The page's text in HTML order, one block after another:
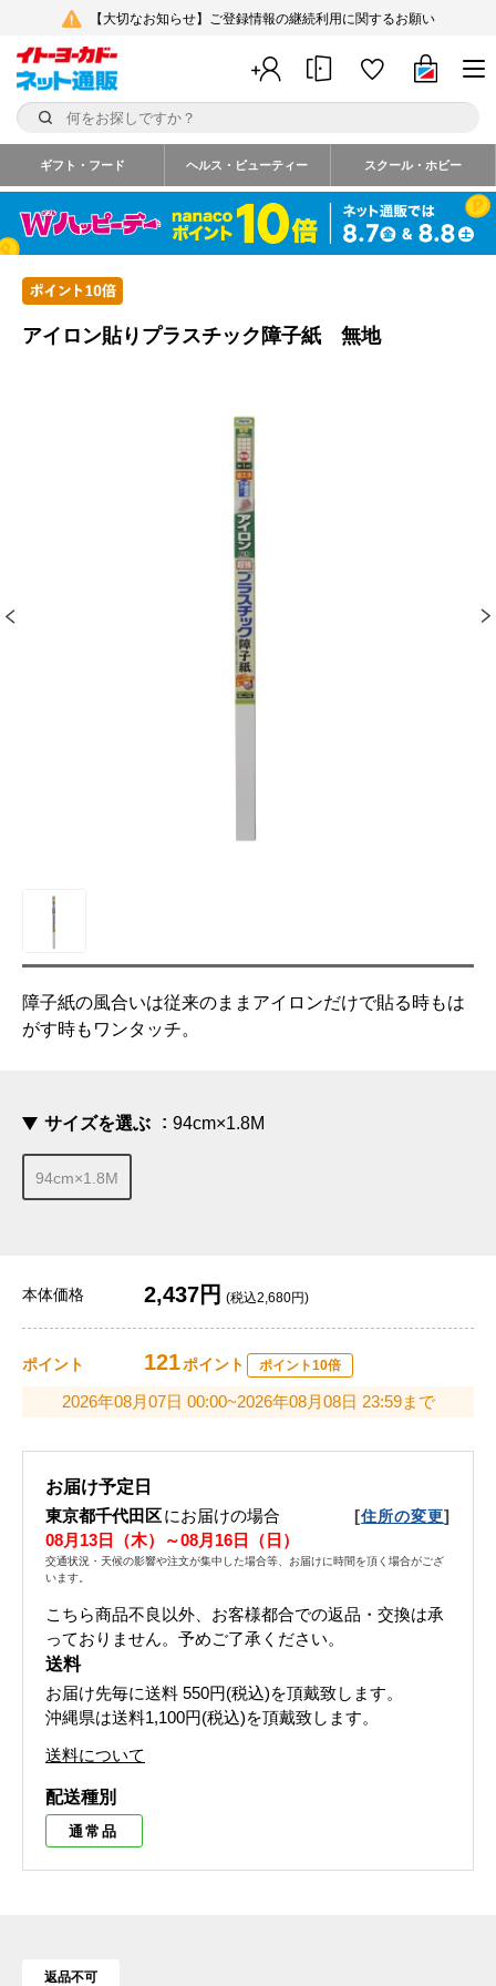
【大切なお知らせ】ご登録情報の継続利用に関するお願い
ギフト・フード ヘルス・ビューティー スクール・ホビー
アイロン貼りプラスチック障子紙 無地
障子紙の風合いは従来のままアイロンだけで貼る時もは
がす時もワンタッチ。
サイズを選ぶ 94cm×1.8M
94cm×1.8M
本体価格 2,437円 (税込2,680円)
ポイント 121ポイント ポイント10倍
2026年08月07日 00:00~2026年08月08日 23:59まで
お届け予定日
東京都千代田区にお届けの場合 [住所の変更]
08月13日（木）～08月16日（日）
交通状況・天候の影響や注文が集中した場合等、お届けに時間を頂く場合がござ
います。
こちら商品不良以外、お客様都合での返品・交換は承
っておりません。予めご了承ください。
送料
お届け先毎に送料 550円(税込)を頂戴致します。
沖縄県は送料1,100円(税込)を頂戴致します。
送料について
配送種別
通常品
返品不可